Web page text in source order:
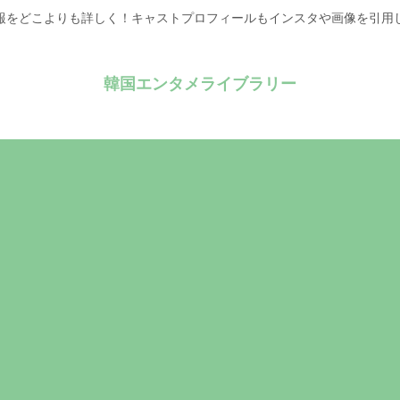
どこよりも詳しく！キャストプロフィールもインスタや画像を引用
韓国エンタメライブラリー